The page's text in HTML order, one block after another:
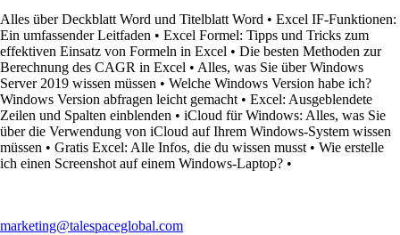
Alles über Deckblatt Word und Titelblatt Word • Excel IF-Funktionen:
Ein umfassender Leitfaden • Excel Formel: Tipps und Tricks zum
effektiven Einsatz von Formeln in Excel • Die besten Methoden zur
Berechnung des CAGR in Excel • Alles, was Sie über Windows
Server 2019 wissen müssen • Welche Windows Version habe ich?
Windows Version abfragen leicht gemacht • Excel: Ausgeblendete
Zeilen und Spalten einblenden • iCloud für Windows: Alles, was Sie
über die Verwendung von iCloud auf Ihrem Windows-System wissen
müssen • Gratis Excel: Alle Infos, die du wissen musst • Wie erstelle
ich einen Screenshot auf einem Windows-Laptop? •
marketing@talespaceglobal.com